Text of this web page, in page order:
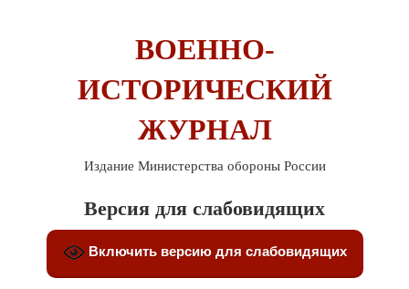
ВОЕННО-
ИСТОРИЧЕСКИЙ
ЖУРНАЛ
Издание Министерства обороны России
Версия для слабовидящих
Включить версию для слабовидящих